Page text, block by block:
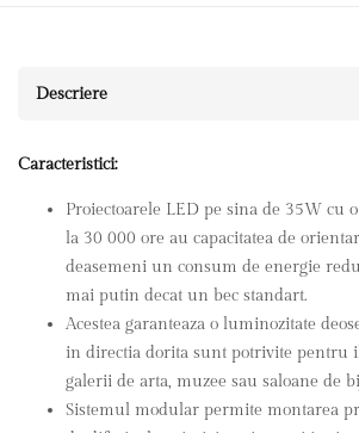
Descriere
Caracteristici:
Proiectoarele LED pe sina de 35W cu
la 30 000 ore au capacitatea de
deasemeni un consum de energie
mai putin decat un bec standart.
Acestea garanteaza o luminozitate
in directia dorita sunt potrivite pentru
galerii de arta, muzee sau saloane de
Sistemul modular permite montarea